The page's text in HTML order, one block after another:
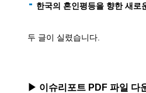
한국의 혼인평등을 향한 새
두 글이 실렸습니다.
▶ 이슈리포트 PDF 파일 다